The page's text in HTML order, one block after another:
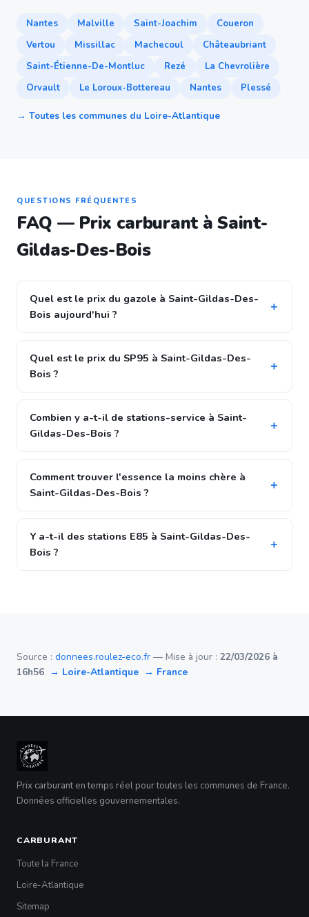
Nantes Malville Saint-Joachim
Coueron
Vertou
Missillac Machecoul
Châteaubriant
Saint-Étienne-De-Montluc
Rezé
La Chevrolière
Orvault
Le Loroux-Bottereau Nantes Plessé
→ Toutes les communes du Loire-Atlantique
QUESTIONS FRÉQUENTES
FAQ — Prix carburant à Saint-
Gildas-Des-Bois
Quel est le prix du gazole à Saint-Gildas-Des-
Bois aujourd'hui ?
Quel est le prix du SP95 à Saint-Gildas-Des-
Bois ?
Combien y a-t-il de stations-service à Saint-
Gildas-Des-Bois ?
Comment trouver l'essence la moins chère à
Saint-Gildas-Des-Bois ?
Y a-t-il des stations E85 à Saint-Gildas-Des-
Bois ?
Source : donnees.roulez-eco.fr — Mise à jour : 22/03/2026 à
16h56 → Loire-Atlantique → France
Prix carburant en temps réel pour toutes les communes de France.
Données officielles gouvernementales.
CARBURANT
Toute la France
Loire-Atlantique
Sitemap